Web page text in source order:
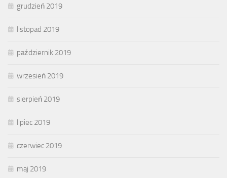
grudzień 2019
listopad 2019
październik 2019
wrzesień 2019
sierpień 2019
lipiec 2019
czerwiec 2019
maj 2019